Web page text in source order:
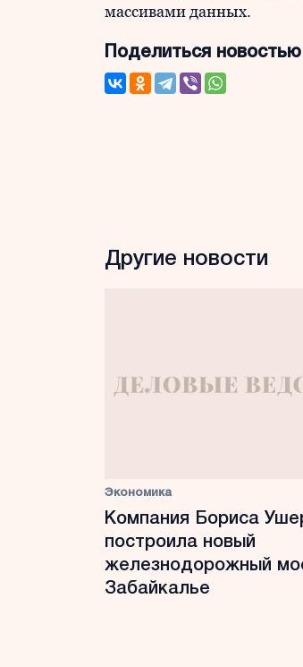
массивами данных.
Поделиться новостью
Другие новости
Экономика
Компания Бориса
построила новый
железнодорожный
Забайкалье